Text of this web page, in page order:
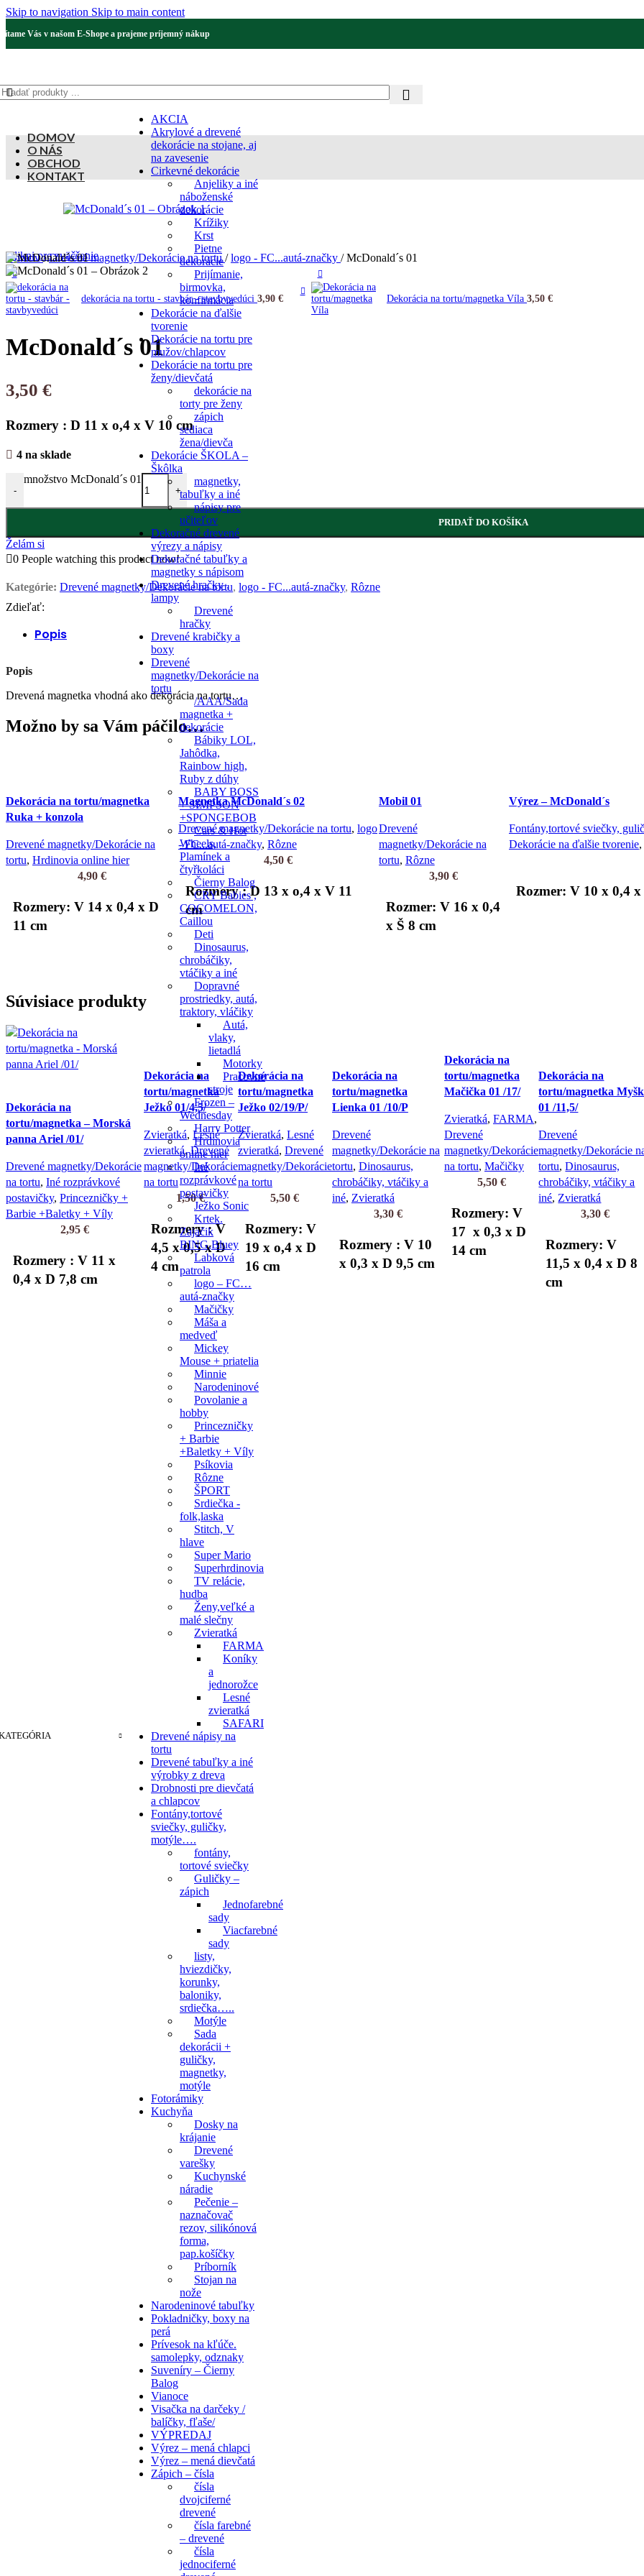
Skip to navigation Skip to main content
Vás v našom E-Shope a prajeme príjemný nákup
AKCIA
Akrylové a drevené
dekorácie na stojane, aj
na zavesenie
Cirkevné dekorácie
Anjeliky a iné
náboženské
dekorácie
Krížiky
Krst
Pietne
dekorácie
Prijímanie,
birmovka,
konfirmácia
Dekorácie na ďalšie
tvorenie
Dekorácie na tortu pre
mužov/chlapcov
Dekorácie na tortu pre
ženy/dievčatá
dekorácie na
torty pre ženy
zápich
sediaca
žena/dievča
Dekorácie ŠKOLA –
Škôlka
magnetky,
tabuľky a iné
nápisy pre
učiteľov
Dekoračné drevené
výrezy a nápisy
Dekoračné tabuľky a
magnetky s nápisom
Drevené hračky ,
lampy
Drevené
hračky
Drevené krabičky a
boxy
Drevené
magnetky/Dekorácie na
tortu
/AAA/Sada
magnetka +
dekorácie
Bábiky LOL,
Jahôdka,
Rainbow high,
Ruby z dúhy
BABY BOSS
+ SIMPSON
+SPONGEBOB
Cars & Hot
Wheels,
Plamínek a
čtyřkoláci
Čierny Balog
CRY Babies ,
COCOMELON,
Caillou
Deti
Dinosaurus,
chrobáčiky,
vtáčiky a iné
Dopravné
prostriedky, autá,
traktory, vláčiky
Autá,
vlaky,
lietadlá
Motorky
Pracovné
stroje
Frozen –
Wednesday
Harry Potter
Hrdinovia
online hier
Iné
rozprávkové
postavičky
Ježko Sonic
Krtek.
Zajačik
BING,Bluey
Labková
patrola
logo – FC…
autá-značky
Mačičky
Máša a
medveď
Mickey
Mouse + priatelia
Minnie
Narodeninové
Povolanie a
hobby
Princezničky
+ Barbie
+Baletky + Víly
Psíkovia
Rôzne
ŠPORT
Srdiečka -
folk,laska
Stitch, V
hlave
Super Mario
Superhrdinovia
TV relácie,
hudba
Ženy,veľké a
malé slečny
Zvieratká
FARMA
Koníky
a
jednorožce
Lesné
zvieratká
SAFARI
Drevené nápisy na
tortu
Drevené tabuľky a iné
výrobky z dreva
Drobnosti pre dievčatá
a chlapcov
Fontány,tortové
sviečky, guličky,
motýle….
fontány,
tortové sviečky
Guličky –
zápich
Jednofarebné
sady
Viacfarebné
sady
listy,
hviezdičky,
korunky,
baloniky,
srdiečka…..
Motýle
Sada
dekorácii +
guličky,
magnetky,
motýle
Fotorámiky
Kuchyňa
Dosky na
krájanie
Drevené
varešky
Kuchynské
náradie
Pečenie –
naznačovač
rezov, silikónová
forma,
pap.košíčky
Príborník
Stojan na
nože
Narodeninové tabuľky
Pokladničky, boxy na
perá
Prívesok na kľúče.
samolepky, odznaky
Suveníry – Čierny
Balog
Vianoce
Visačka na darčeky /
balíčky, fľaše/
VÝPREDAJ
Výrez – mená chlapci
Výrez – mená dievčatá
Zápich – čísla
čísla
dvojciferné
drevené
čísla farebné
– drevené
čísla
jednociferné
DOMOV
O NÁS
OBCHOD
KONTAKT
Klikni pre zväčšenie
Domov/ Drevené magnetky/Dekorácie na tortu/ logo - FC...autá-značky / McDonald´s 01
dekorácia na tortu - stavbár - stavbyvedúci 3,90 € Dekorácia na tortu/magnetka Víla 3,50 €
McDonald´s 01
3,50 €
Rozmery : D 11 x o,4 x V 10 cm
4 na sklade
-
množstvo McDonald´s 01
+
PRIDAŤ DO KOŠÍKA
Želám si
0 People watching this product now!
Kategórie: Drevené magnetky/Dekorácie na tortu, logo - FC...autá-značky, Rôzne
Zdieľať:
Popis
Popis
Drevená magnetka vhodná ako dekorácia na tortu…
Možno by sa Vám páčilo…
Dekorácia na tortu/magnetka
Ruka + konzola
Drevené magnetky/Dekorácie na
tortu, Hrdinovia online hier
4,90 €
Rozmery: V 14 x 0,4 x D
11 cm
Magnetka McDonald´s 02
Drevené magnetky/Dekorácie na tortu, logo
- FC...autá-značky, Rôzne
4,50€
Rozmery : D 13 x o,4 x V 11
cm
Mobil 01
Drevené
magnetky/Dekorácie na
tortu, Rôzne
3,90€
Rozmer: V 16 x 0,4
x Š 8 cm
Výrez – McDonald´s
Fontány,tortové sviečky,
Dekorácie na ďalšie tvorenie,
Rozmer: V 10 x 0,4 x
Súvisiace produkty
Dekorácia na
tortu/magnetka – Morská
panna Ariel /01/
Drevené magnetky/Dekorácie
na tortu, Iné rozprávkové
postavičky, Princezničky +
Barbie +Baletky + Víly
2,95 €
Rozmery : V 11 x
0,4 x D 7,8 cm
Dekorácia na
tortu/magnetka
Ježko 01/4,5/
Zvieratká, Lesné
zvieratká, Drevené
magnetky/Dekorácie
na tortu
1,50€
Rozmery : V
4,5 x 0,5 x D
4 cm
Dekorácia na
tortu/magnetka
Ježko 02/19/P/
Zvieratká, Lesné
zvieratká, Drevené
magnetky/Dekorácie
na tortu
5,50€
Rozmery: V
19 x o,4 x D
16 cm
Dekorácia na
tortu/magnetka
Lienka 01 /10/P
Drevené
magnetky/Dekorácie na
tortu, Dinosaurus,
chrobáčiky, vtáčiky a
iné, Zvieratká
3,30€
Rozmery : V 10
x 0,3 x D 9,5 cm
Dekorácia na
tortu/magnetka
Mačička 01 /17/
Zvieratká, FARMA,
Drevené
magnetky/Dekorácie
na tortu, Mačičky
5,50 €
Rozmery: V
17 x 0,3 x D
14 cm
Dekorácia na
tortu/magnetka
01 /11,5/
Drevené
magnetky/Dekorácie
tortu, Dinosaurus,
chrobáčiky, vtáčiky a
iné, Zvieratká
3,30 €
Rozmery: V
11,5 x 0,4 x D 8
cm